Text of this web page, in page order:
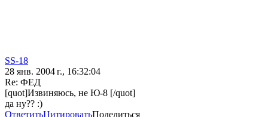
SS-18
28 янв. 2004 г., 16:32:04
Re: ФЕД
[quot]Извиняюсь, не Ю-8 [/quot]
да ну?? :)
ОтветитьЦитироватьПоделиться